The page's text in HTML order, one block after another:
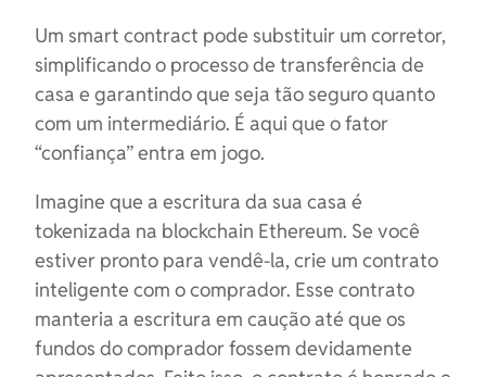
Um smart contract pode substituir um corretor,
simplificando o processo de transferência de
casa e garantindo que seja tão seguro quanto
com um intermediário. É aqui que o fator
“confiança” entra em jogo.
Imagine que a escritura da sua casa é
tokenizada na blockchain Ethereum. Se você
estiver pronto para vendê-la, crie um contrato
inteligente com o comprador. Esse contrato
manteria a escritura em caução até que os
fundos do comprador fossem devidamente